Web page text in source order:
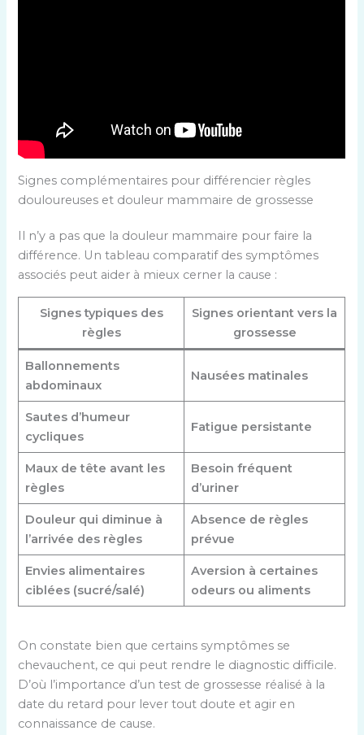
Signes complémentaires pour différencier règles
douloureuses et douleur mammaire de grossesse
Il n’y a pas que la douleur mammaire pour faire la
différence. Un tableau comparatif des symptômes
associés peut aider à mieux cerner la cause :
Signes typiques des
règles
Signes orientant vers la
grossesse
Ballonnements
abdominaux
Nausées matinales
Sautes d’humeur
cycliques
Fatigue persistante
Maux de tête avant les
règles
Besoin fréquent
d’uriner
Douleur qui diminue à
l’arrivée des règles
Absence de règles
prévue
Envies alimentaires
ciblées (sucré/salé)
Aversion à certaines
odeurs ou aliments
On constate bien que certains symptômes se
chevauchent, ce qui peut rendre le diagnostic difficile.
D’où l’importance d’un test de grossesse réalisé à la
date du retard pour lever tout doute et agir en
connaissance de cause.